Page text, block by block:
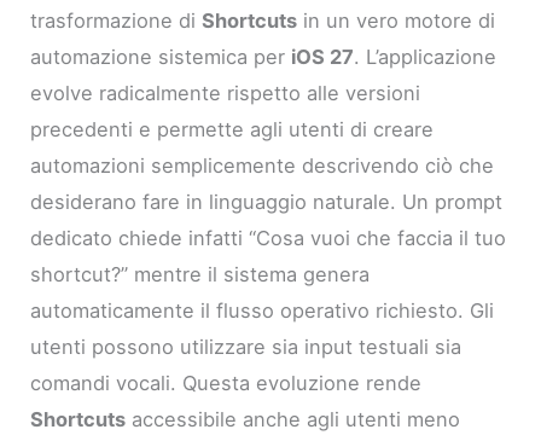
trasformazione diShortcuts in un vero motore di
automazione sistemica per iOS 27. L’applicazione
evolve radicalmente rispetto alle versioni
precedenti e permette agli utenti di creare
automazioni semplicemente descrivendo ciò che
desiderano fare in linguaggio naturale. Un prompt
dedicato chiede infatti “Cosa vuoi che faccia il tuo
shortcut?” mentre il sistema genera
automaticamente il flusso operativo richiesto. Gli
utenti possono utilizzare sia input testuali sia
comandi vocali. Questa evoluzione rende
Shortcuts accessibile anche agli utenti meno